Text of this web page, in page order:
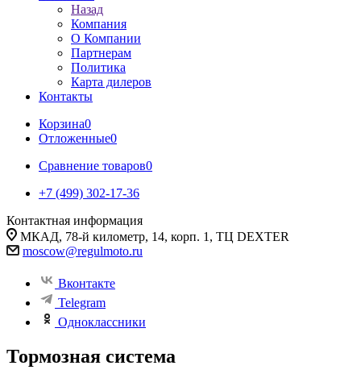
Назад
Компания
О Компании
Партнерам
Политика
Карта дилеров
Контакты
Корзина0
Отложенные0
Сравнение товаров0
+7 (499) 302-17-36
Контактная информация
МКАД, 78-й километр, 14, корп. 1, ТЦ DEXTER
moscow@regulmoto.ru
Вконтакте
Telegram
Одноклассники
Тормозная система